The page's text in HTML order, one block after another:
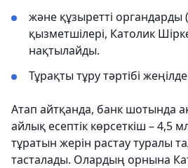
және құзыретті органдарды
қызметшілері, Католик
нақтылайды.
Тұрақты тұру тәртібі
Атап айтқанда, банк шотында
айлық есептік көрсеткіш – 4,5
тұратын жерін растау туралы
тасталады. Олардың орнына